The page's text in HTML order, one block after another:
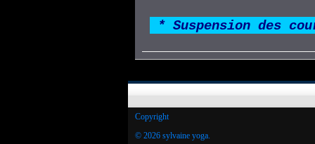
* Suspension des
Copyright
© 2026 sylvaine yoga.